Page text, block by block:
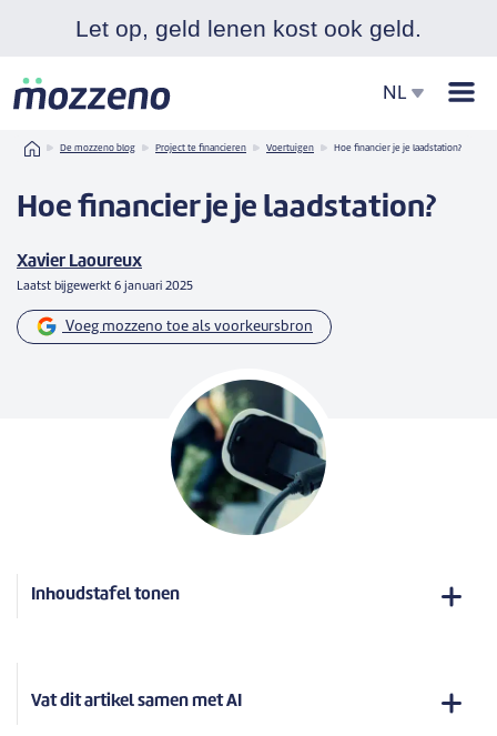
Let op, geld lenen kost ook geld.
NL
Home
De mozzeno blog Project te financieren Voertuigen Hoe financier je je laadstation?
Hoe financier je je laadstation?
Xavier Laoureux
Laatst bijgewerkt 6 januari 2025
Voeg mozzeno toe als voorkeursbron
Inhoudstafel tonen
Vat dit artikel samen met AI